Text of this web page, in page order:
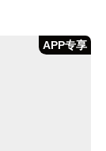
APP专享